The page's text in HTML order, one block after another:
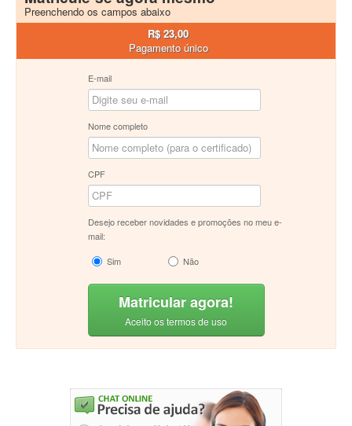
Preenchendo os campos abaixo
R$ 23,00
Pagamento único
E-mail
Nome completo
CPF
Desejo receber novidades e promoções no meu e-
mail:
Sim
Não
Matricular agora!
Aceito os termos de uso